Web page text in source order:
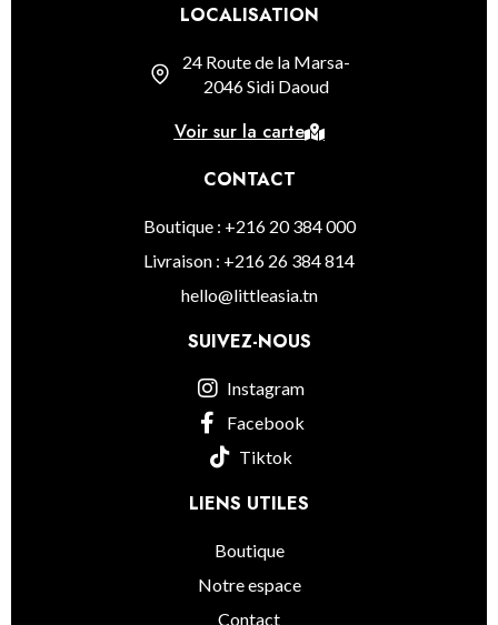
LOCALISATION
24 Route de la Marsa-
2046 Sidi Daoud
Voir sur la carte
CONTACT
Boutique : +216 20 384 000
Livraison : +216 26 384 814
hello@littleasia.tn
SUIVEZ-NOUS
Instagram
Facebook
Tiktok
LIENS UTILES
Boutique
Notre espace
Contact